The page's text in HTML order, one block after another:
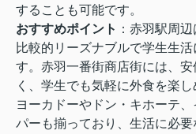
することも可能です。
おすすめポイント ：赤羽駅周
比較的リーズナブルで学生生
す。赤羽一番街商店街には、
く、学生でも気軽に外食を楽
ヨーカドーやドン・キホーテ
パーも揃っており、生活に必